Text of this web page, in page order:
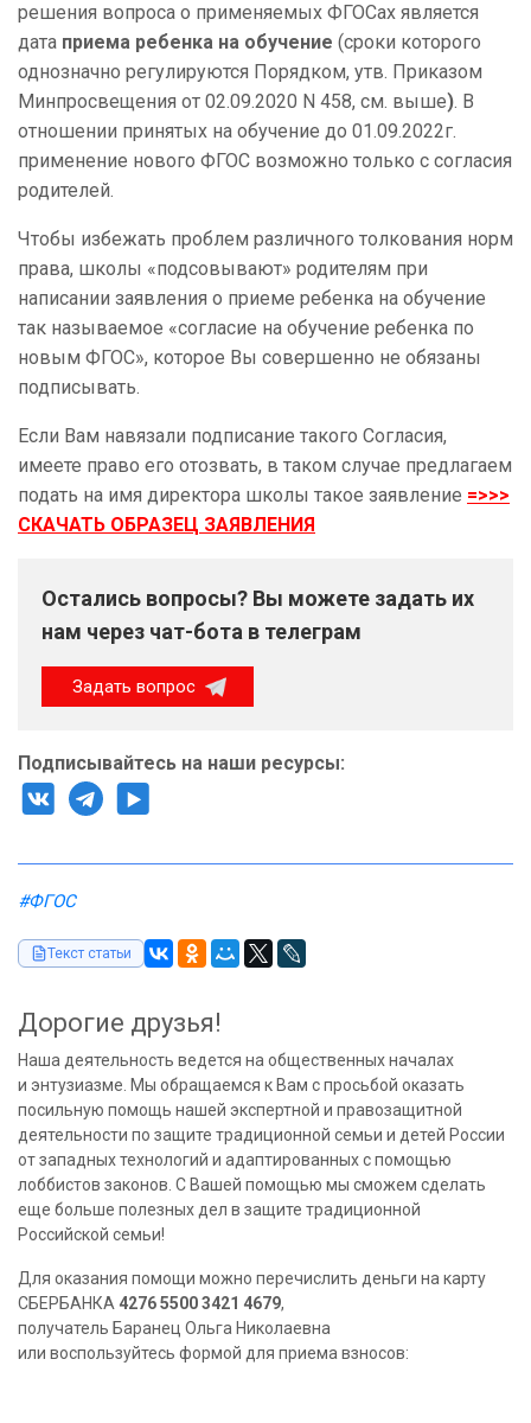
решения вопроса о применяемых ФГОСах является
дата приема ребенка на обучение (сроки которого
однозначно регулируются Порядком, утв. Приказом
Минпросвещения от 02.09.2020 N 458, см. выше). В
отношении принятых на обучение до 01.09.2022г.
применение нового ФГОС возможно только с согласия
родителей.
Чтобы избежать проблем различного толкования норм
права, школы «подсовывают» родителям при
написании заявления о приеме ребенка на обучение
так называемое «согласие на обучение ребенка по
новым ФГОС», которое Вы совершенно не обязаны
подписывать.
Если Вам навязали подписание такого Согласия,
имеете право его отозвать, в таком случае предлагаем
подать на имя директора школы такое заявление =>>>
СКАЧАТЬ ОБРАЗЕЦ ЗАЯВЛЕНИЯ
Остались вопросы? Вы можете задать их
нам через чат-бота в телеграм
Задать вопрос
Подписывайтесь на наши ресурсы:
#ФГОС
Текст статьи
Дорогие друзья!
Наша деятельность ведется на общественных началах
и энтузиазме. Мы обращаемся к Вам с просьбой оказать
посильную помощь нашей экспертной и правозащитной
деятельности по защите традиционной семьи и детей России
от западных технологий и адаптированных с помощью
лоббистов законов. С Вашей помощью мы сможем сделать
еще больше полезных дел в защите традиционной
Российской семьи!
Для оказания помощи можно перечислить деньги на карту
СБЕРБАНКА 4276 5500 3421 4679,
получатель Баранец Ольга Николаевна
или воспользуйтесь формой для приема взносов: